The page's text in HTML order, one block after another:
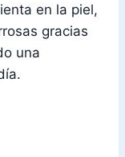
en la piel,
gracias
una